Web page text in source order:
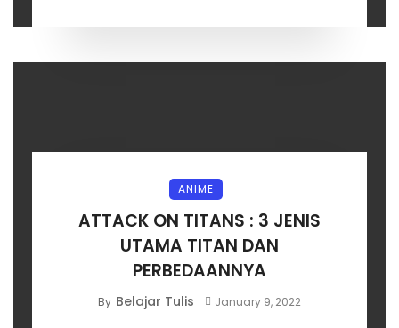
ANIME
ATTACK ON TITANS : 3 JENIS
UTAMA TITAN DAN
PERBEDAANNYA
By Belajar Tulis January 9, 2022